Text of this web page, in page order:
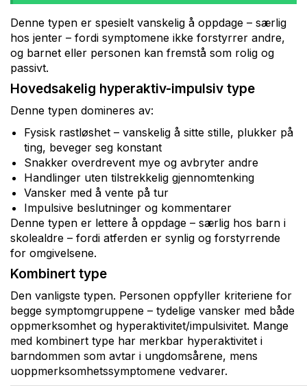
Denne typen er spesielt vanskelig å oppdage – særlig
hos jenter – fordi symptomene ikke forstyrrer andre,
og barnet eller personen kan fremstå som rolig og
passivt.
Hovedsakelig hyperaktiv-impulsiv type
Denne typen domineres av:
Fysisk rastløshet – vanskelig å sitte stille, plukker på
ting, beveger seg konstant
Snakker overdrevent mye og avbryter andre
Handlinger uten tilstrekkelig gjennomtenking
Vansker med å vente på tur
Impulsive beslutninger og kommentarer
Denne typen er lettere å oppdage – særlig hos barn i
skolealdre – fordi atferden er synlig og forstyrrende
for omgivelsene.
Kombinert type
Den vanligste typen. Personen oppfyller kriteriene for
begge symptomgruppene – tydelige vansker med både
oppmerksomhet og hyperaktivitet/impulsivitet. Mange
med kombinert type har merkbar hyperaktivitet i
barndommen som avtar i ungdomsårene, mens
uoppmerksomhetssymptomene vedvarer.